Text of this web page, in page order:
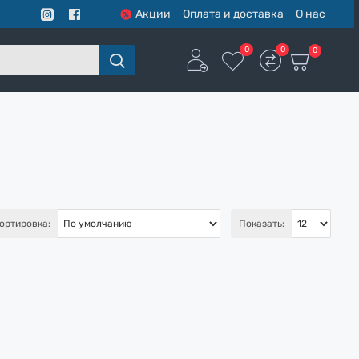
Акции Оплата и доставка О нас
0 0 0
Показать: